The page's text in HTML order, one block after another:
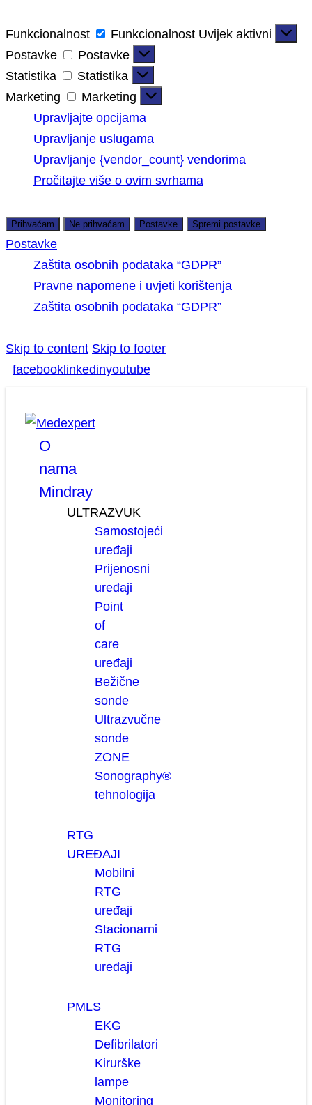
Funkcionalnost Funkcionalnost Uvijek aktivni
Postavke
Postavke
Statistika
Statistika
Marketing
Marketing
Upravljajte opcijama
Upravljanje uslugama
Upravljanje {vendor_count} vendorima
Pročitajte više o ovim svrhama
Prihvaćam Ne prihvaćam Postavke Spremi postavke
Postavke
Zaštita osobnih podataka “GDPR”
Pravne napomene i uvjeti korištenja
Zaštita osobnih podataka “GDPR”
Skip to content Skip to footer
facebook linkedinyoutube
O
nama
Mindray
ULTRAZVUK
Samostojeći
uređaji
Prijenosni
uređaji
Point
of
care
uređaji
Bežične
sonde
Ultrazvučne
sonde
ZONE
Sonography®
tehnologija
RTG
UREĐAJI
Mobilni
RTG
uređaji
Stacionarni
RTG
uređaji
PMLS
EKG
Defibrilatori
Kirurške
lampe
Monitoring